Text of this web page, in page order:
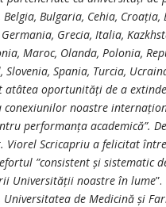
Belgia, Bulgaria, Cehia, Croația,
Grecia, Italia,
Maroc, Olanda, Polonia,
Slovenia, Spania, Turcia,
atâtea oportunități de a
conexiunilor noastre
performanța academică”.
Viorel Scricapriu a felicitat
”consistent și sistematic
Universității noastre în lume
Universitatea de Medicină și